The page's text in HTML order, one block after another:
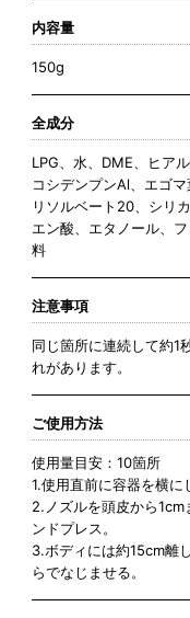
内容量
150g
全成分
LPG、水、DME、ヒア
コシデンプンAl、エゴ
リソルベート20、シリ
エン酸、エタノール、
料
注意事項
同じ箇所に連続して約1
れがあります。
ご使用方法
使用量目安：10箇所
1.使用直前に容器を横に
2.ノズルを頭皮から
ンドプレス。
3.ボディには約15cm離
らでなじませる。